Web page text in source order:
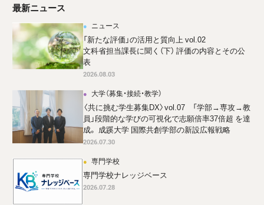
最新ニュース
ニュース
「新たな評価」の活用と質向上 vol.02
文科省担当課長に聞く（下） 評価の内容とその公
表
2026.08.03
大学（募集・接続・教学）
〈共に挑む学生募集DX〉vol.07 「学部→専攻→教
員」段階的な学びの可視化で志願倍率37倍超 を達
成。 成蹊大学 国際共創学部の新設広報戦略
2026.07.30
専門学校
専門学校ナレッジベース
2026.07.28